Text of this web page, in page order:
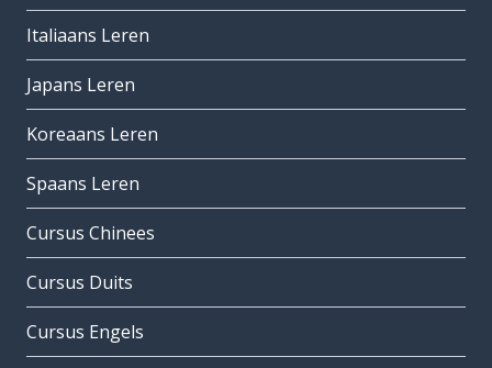
Italiaans Leren
Japans Leren
Koreaans Leren
Spaans Leren
Cursus Chinees
Cursus Duits
Cursus Engels